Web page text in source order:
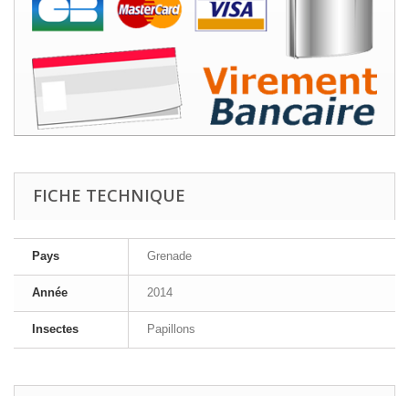
FICHE TECHNIQUE
Pays Grenade
Année 2014
Insectes Papillons